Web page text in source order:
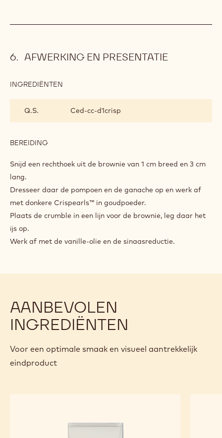
AFWERKING EN PRESENTATIE
INGREDIËNTEN
PRESENTATIE
Q.S. Ced-cc-d1crisp
BEREIDING
EN
Snijd een rechthoek uit de brownie van 1 cm breed en 3 cm
lang.
Dresseer daar de pompoen en de ganache op en werk af
met donkere Crispearls™ in goudpoeder.
Plaats de crumble in een lijn voor de brownie, leg daar het
ijs op.
Werk af met de vanille-olie en de sinaasreductie.
AANBEVOLEN
INGREDIËNTEN
Voor een optimale smaak en visueel aantrekkelijk
eindproduct